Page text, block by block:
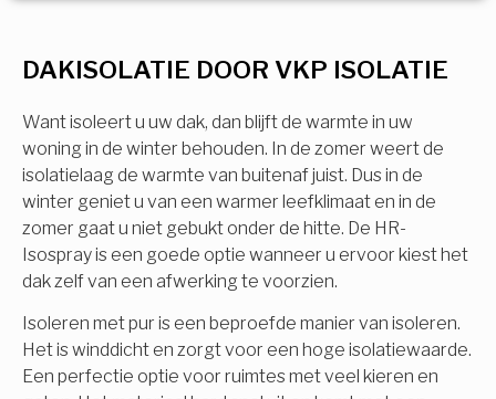
DAKISOLATIE DOOR VKP ISOLATIE
Want isoleert u uw dak, dan blijft de warmte in uw
woning in de winter behouden. In de zomer weert de
isolatielaag de warmte van buitenaf juist. Dus in de
winter geniet u van een warmer leefklimaat en in de
zomer gaat u niet gebukt onder de hitte. De HR-
Isospray is een goede optie wanneer u ervoor kiest het
dak zelf van een afwerking te voorzien.
Isoleren met pur is een beproefde manier van isoleren.
Het is winddicht en zorgt voor een hoge isolatiewaarde.
Een perfectie optie voor ruimtes met veel kieren en